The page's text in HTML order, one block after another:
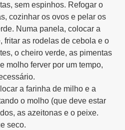
sem espinhos. Refogar o
cozinhar os ovos e pelar os
Numa panela, colocar a
fritar as rodelas de cebola e o
o cheiro verde, as pimentas
molho ferver por um tempo,
a farinha de milho e a
o molho (que deve estar
as azeitonas e o peixe.
seco.